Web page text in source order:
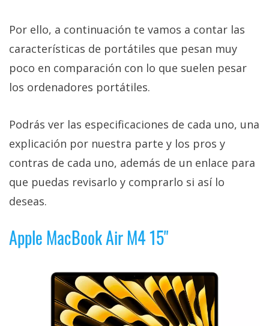
Por ello, a continuación te vamos a contar las
características de portátiles que pesan muy
poco en comparación con lo que suelen pesar
los ordenadores portátiles.
Podrás ver las especificaciones de cada uno, una
explicación por nuestra parte y los pros y
contras de cada uno, además de un enlace para
que puedas revisarlo y comprarlo si así lo
deseas.
Apple MacBook Air M4 15"